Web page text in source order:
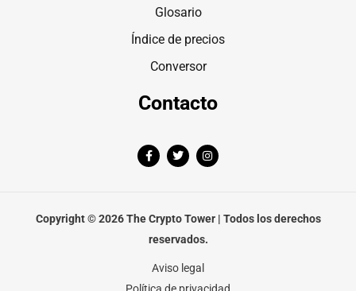
Glosario
Índice de precios
Conversor
Contacto
F
a
o
-
T
w
r
I
n
r
m
Copyright © 2026 The Crypto Tower | Todos los derechos
reservados.
Aviso legal